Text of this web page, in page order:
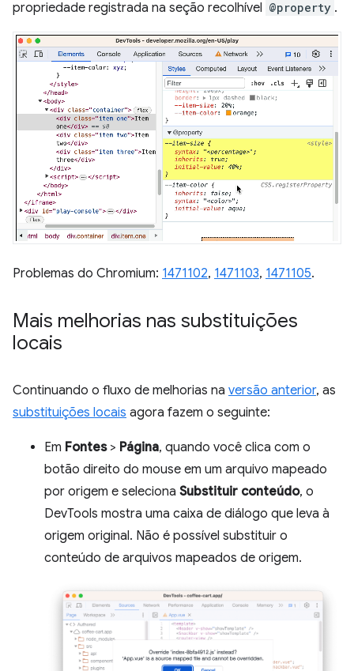
propriedade registrada na seção recolhível @property .
Problemas do Chromium: 1471102, 1471103, 1471105.
Mais melhorias nas substituições
locais
Continuando o fluxo de melhorias na versão anterior, as
substituições locais agora fazem o seguinte:
Em Fontes> Página, quando você clica com o
botão direito do mouse em um arquivo mapeado
por origem e seleciona Substituir conteúdo, o
DevTools mostra uma caixa de diálogo que leva à
origem original. Não é possível substituir o
conteúdo de arquivos mapeados de origem.